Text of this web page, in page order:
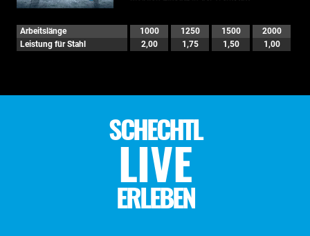
Arbeitslänge 1000 1250 1500
2000
Leistung für Stahl
2,00 1,75 1,50 1,00
SCHECHTL
LIVE
ERLEBEN